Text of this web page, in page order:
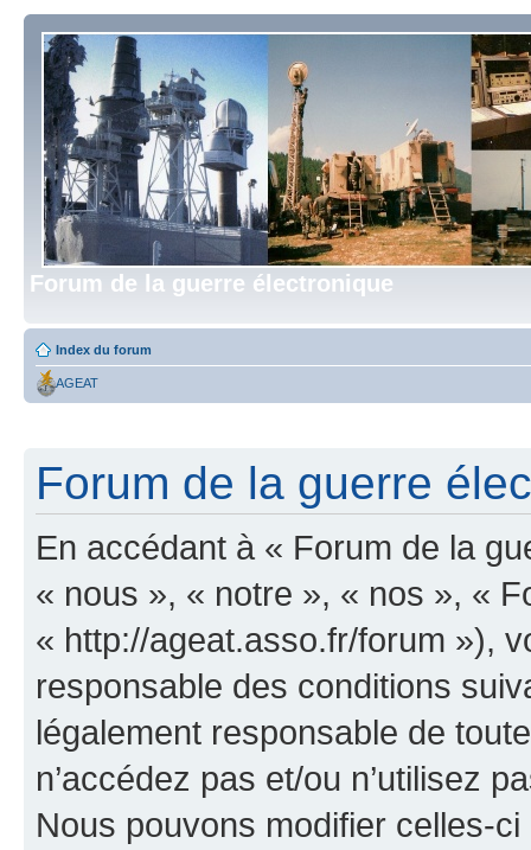
Forum de la guerre électronique
Index du forum
AGEAT
Forum de la guerre
En accédant à « Forum de la
« nous », « notre », « nos », «
« http://ageat.asso.fr/forum »),
responsable des conditions
légalement responsable de
n’accédez pas et/ou n’utilisez
Nous pouvons modifier celles-